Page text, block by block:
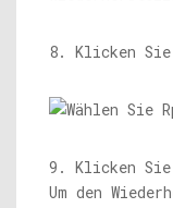
8. Klicken
9. Klicken Sie
Um den